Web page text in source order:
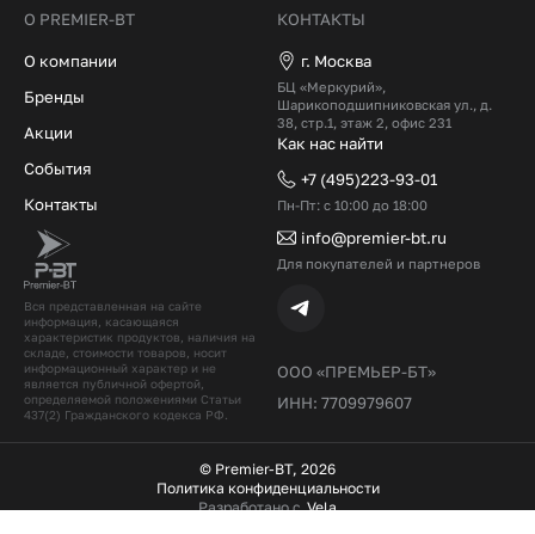
Вся представленная на сайте
информация, касающаяся
характеристик продуктов, наличия на
складе, стоимости товаров, носит
информационный характер и не
является публичной офертой,
определяемой положениями Статьи
437(2) Гражданского кодекcа РФ.
ООО «ПРЕМЬЕР-БТ»
ИНН: 7709979607
О PREMIER-BT
О компании
Бренды
Акции
События
Контакты
КОНТАКТЫ
г. Москва
БЦ «Меркурий»,
Шарикоподшипниковская ул., д.
38, стр.1, этаж 2, офис 231
Как нас найти
+7 (495)223-93-01
Пн-Пт: с 10:00 до 18:00
info@premier-bt.ru
Для покупателей и партнеров
© Premier-BT, 2026
Политика конфиденциальности
Разработано с Vela